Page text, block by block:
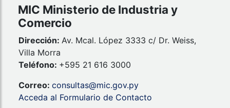
MIC Ministerio de Industria y
Comercio
Dirección: Av. Mcal. López 3333 c/ Dr. Weiss,
Villa Morra
Teléfono: +595 21 616 3000
Correo: consultas@mic.gov.py
Acceda al Formulario de Contacto